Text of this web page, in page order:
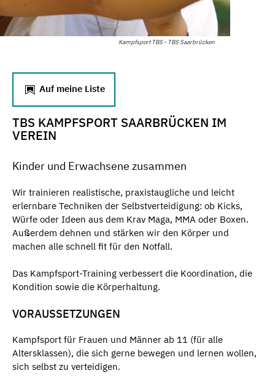
Kampfsport TBS - TBS Saarbrücken
Auf meine Liste
TBS KAMPFSPORT SAARBRÜCKEN IM
VEREIN
Kinder und Erwachsene zusammen
Wir trainieren realistische, praxistaugliche und leicht
erlernbare Techniken der Selbstverteidigung: ob Kicks,
Würfe oder Ideen aus dem Krav Maga, MMA oder Boxen.
Außerdem dehnen und stärken wir den Körper und
machen alle schnell fit für den Notfall.
Das Kampfsport-Training verbessert die Koordination, die
Kondition sowie die Körperhaltung.
VORAUSSETZUNGEN
Kampfsport für Frauen und Männer ab 11 (für alle
Altersklassen), die sich gerne bewegen und lernen wollen,
sich selbst zu verteidigen.